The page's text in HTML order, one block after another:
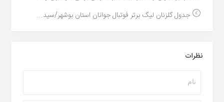
جدول گلزنان لیگ برتر فوتبال جوانان استان بوشهر/سید...
نظرات